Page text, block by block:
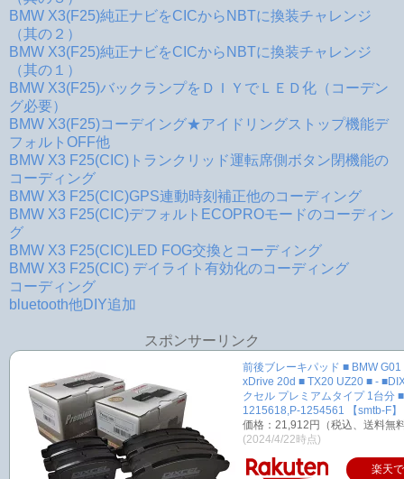
BMW X3(F25)純正ナビをCICからNBTに換装チャレンジ
（其の２）
BMW X3(F25)純正ナビをCICからNBTに換装チャレンジ
（其の１）
BMW X3(F25)バックランプをＤＩＹでＬＥＤ化（コーデン
グ必要）
BMW X3(F25)コーデイング★アイドリングストップ機能デ
フォルトOFF他
BMW X3 F25(CIC)トランクリッド運転席側ボタン閉機能の
コーディング
BMW X3 F25(CIC)GPS連動時刻補正他のコーディング
BMW X3 F25(CIC)デフォルトECOPROモードのコーディン
グ
BMW X3 F25(CIC)LED FOG交換とコーディング
BMW X3 F25(CIC) デイライト有効化のコーディング
コーディング
bluetooth他DIY追加
スポンサーリンク
前後ブレーキパッド ■ BMW G01
xDrive 20d ■ TX20 UZ20 ■ -
クセル プレミアムタイプ 1台分
1215618,P-1254561 【smtb-F】
価格：21,912円（税込、送料無
(2024/4/22時点)
楽天